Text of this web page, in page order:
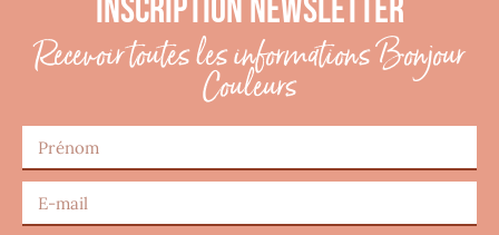
INSCRIPTION NEWSLETTER
Recevoir toutes les informations Bonjour
Couleurs